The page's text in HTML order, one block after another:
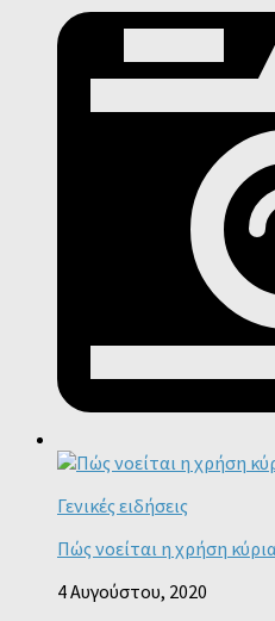
Γενικές ειδήσεις
Πώς νοείται η χρήση
4 Αυγούστου, 2020